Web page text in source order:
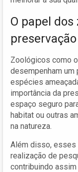
O papel dos
preservação
Zoológicos como
desempenham um
espécies
importância da
espaço seguro
habitat ou outras
na natureza.
Além disso, esses
realização de
contribuindo